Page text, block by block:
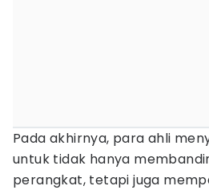
Pada akhirnya, para ahli
untuk tidak hanya
perangkat, tetapi juga